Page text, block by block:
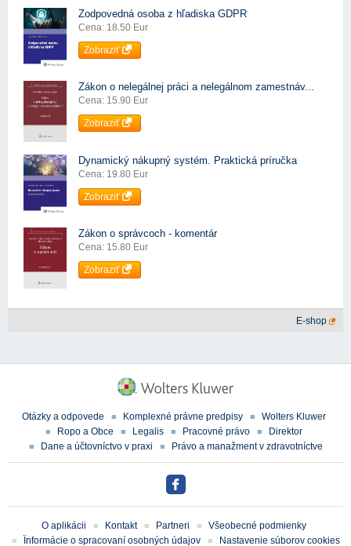
Zodpovedná osoba z hľadiska GDPR
Cena: 18.50 Eur
Zobraziť
Zákon o nelegálnej práci a nelegálnom zamestnáv...
Cena: 15.90 Eur
Zobraziť
Dynamický nákupný systém. Praktická príručka
Cena: 19.80 Eur
Zobraziť
Zákon o správcoch - komentár
Cena: 15.80 Eur
Zobraziť
E-shop
Otázky a odpovede Komplexné právne predpisy
Wolters Kluwer
Ropo a Obce
Legalis Pracovné právo
Direktor
Dane a účtovníctvo v praxi
Právo a manažment v zdravotníctve
O aplikácii Kontakt Partneri
Všeobecné podmienky
Ïnformácie o spracovaní osobných údajov
Nastavenie súborov cookies